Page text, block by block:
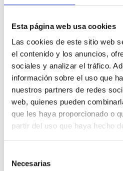
Esta página web usa cookies
Las cookies de este sitio web
el contenido y los anuncios,
sociales y analizar el tráfico.
información sobre el uso que
nuestros partners de redes
web, quienes pueden
que les haya proporcionado o
partir del uso que haya hecho
Necesarias
Rango Tª del fluido
Rango máximo recomendado
Esquema CALEFFI 545347
con imán y válvula